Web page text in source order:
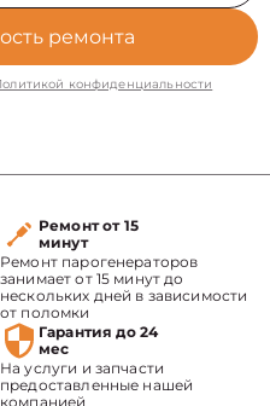
ремонта
конфиденциальности
Ремонт от 15
минут
Ремонт парогенераторов
занимает от 15 минут до
нескольких дней в зависимости
от поломки
Гарантия до 24
мес
На услуги и запчасти
предоставленные нашей
компанией